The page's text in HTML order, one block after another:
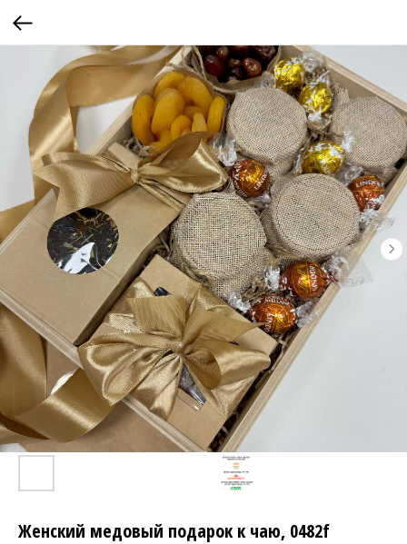
Женский медовый подарок к чаю, 0482f